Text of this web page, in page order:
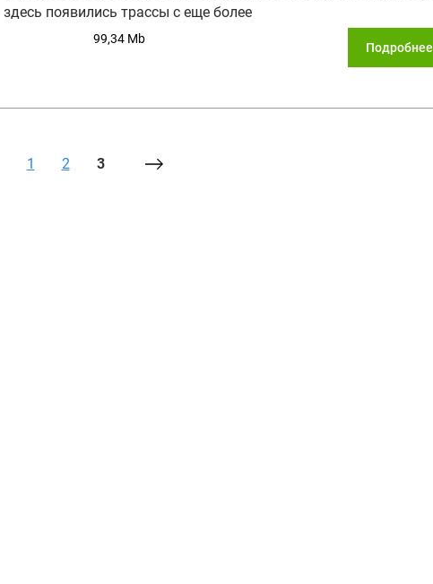
здесь появились трассы с еще более
99,34 Mb
Подробнее
1 2 3